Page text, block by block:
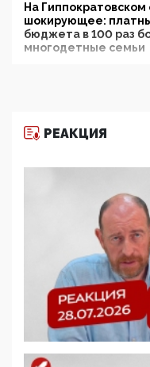
На
шокирующее:
бюджета в 100 раз
многодетные семьи
11:53, 09 Июня 2026
деятельность ИИТО
цифроглобалисты
повестку в
09:43, 01 Июня 2026
5G за счет
отобрать у
защищать жилые
05:58, 26 Мая 2026
Роскомнадзор
деструктивным и
07:39, 25 Мая 2026
РЕАКЦИЯ